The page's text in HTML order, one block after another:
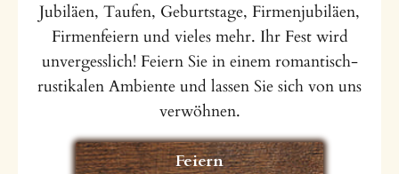
Jubiläen, Taufen, Geburtstage, Firmenjubiläen,
Firmenfeiern und vieles mehr. Ihr Fest wird
unvergesslich! Feiern Sie in einem romantisch-
rustikalen Ambiente und lassen Sie sich von uns
verwöhnen.
Feiern